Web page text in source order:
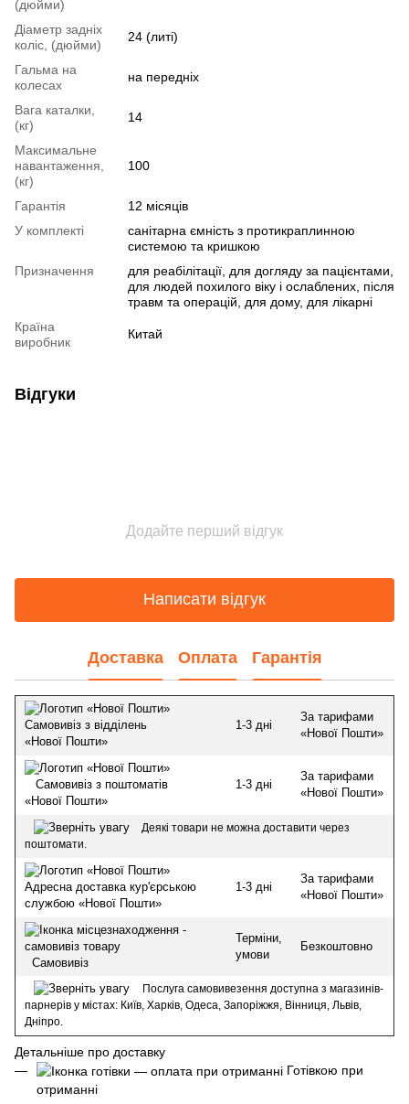
(дюйми)
Діаметр задніх
коліс, (дюйми)
24 (литі)
Гальма на
колесах
на передніх
Вага каталки,
(кг)
14
Максимальне
навантаження,
(кг)
100
Гарантія
12 місяців
У комплекті
санітарна ємність з протикраплинною
системою та кришкою
Призначення
для реабілітації, для догляду за пацієнтами,
для людей похилого віку і ослаблених, після
травм та операцій, для дому, для лікарні
Країна
виробник
Китай
Відгуки
Додайте перший відгук
Написати відгук
Доставка Оплата Гарантія
Самовивіз з відділень
«Нової Пошти»
1-3 дні
За тарифами
«Нової Пошти»
Самовивіз з поштоматів
«Нової Пошти»
1-3 дні
За тарифами
«Нової Пошти»
Деякі товари не можна доставити через
поштомати.
Адресна доставка кур'єрською
службою «Нової Пошти»
1-3 дні
За тарифами
«Нової Пошти»
Самовивіз
Терміни,
умови
Безкоштовно
Послуга самовивезення доступна з магазинів-
парнерів у містах: Київ, Харків, Одеса, Запоріжжя, Вінниця, Львів,
Дніпро.
Детальніше про доставку
Готівкою при
отриманні